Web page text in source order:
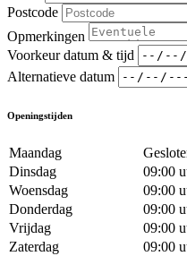
Postcode
Opmerkingen
Voorkeur datum & tijd
Alternatieve datum
Openingstijden
Maandag
Dinsdag
09:00
Woensdag
09:00
Donderdag
09:00
Vrijdag
09:00
Zaterdag
09:00